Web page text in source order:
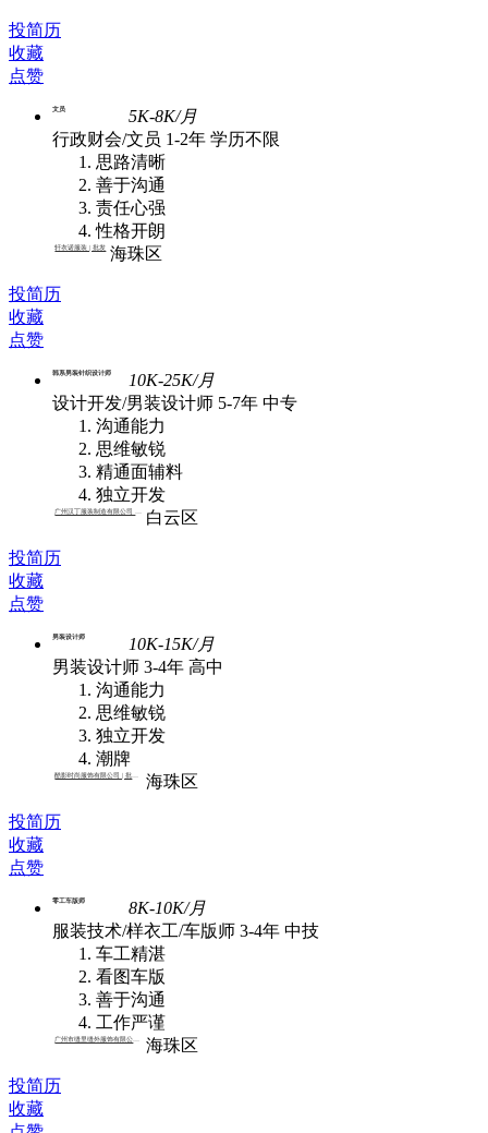
投简历
收藏
点赞
文员
5K-8K/月
行政财会/文员 1-2年 学历不限
思路清晰
善于沟通
责任心强
性格开朗
轩衣诺服装 | 批发 海珠区
投简历
收藏
点赞
韩系男装针织设计师
10K-25K/月
设计开发/男装设计师 5-7年 中专
沟通能力
思维敏锐
精通面辅料
独立开发
白云区
投简历
收藏
点赞
男装设计师
10K-15K/月
男装设计师 3-4年 高中
沟通能力
思维敏锐
独立开发
潮牌
海珠区
投简历
收藏
点赞
零工车版师
8K-10K/月
服装技术/样衣工/车版师 3-4年 中技
车工精湛
看图车版
善于沟通
工作严谨
海珠区
投简历
收藏